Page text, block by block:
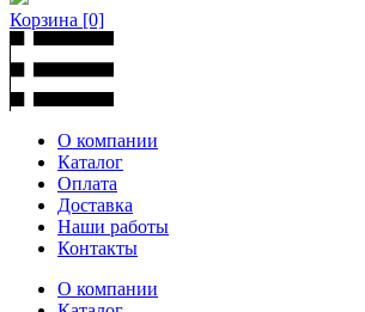
Корзина [0]
О компании
Каталог
Оплата
Доставка
Наши работы
Контакты
О компании